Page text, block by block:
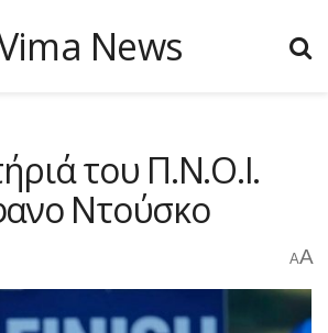
του Π.Ν.Ο.Ι.
Ντούσκο
AA